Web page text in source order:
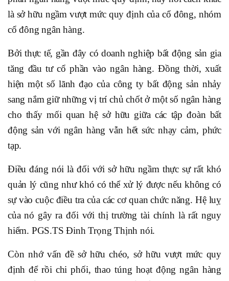
là sở hữu ngầm vượt mức quy định của cổ đông, nhóm
cổ đông ngân hàng.
Bởi thực tế, gần đây có doanh nghiệp bất động sản gia
tăng đầu tư cổ phần vào ngân hàng. Đồng thời, xuất
hiện một số lãnh đạo của công ty bất động sản nhảy
sang nắm giữ những vị trí chủ chốt ở một số ngân hàng
cho thấy mối quan hệ sở hữu giữa các tập đoàn bất
động sản với ngân hàng vẫn hết sức nhạy cảm, phức
tạp.
Điều đáng nói là đối với sở hữu ngầm thực sự rất khó
quản lý cũng như khó có thể xử lý được nếu không có
sự vào cuộc điều tra của các cơ quan chức năng. Hệ luỵ
của nó gây ra đối với thị trường tài chính là rất nguy
hiểm. PGS.TS Đinh Trọng Thịnh nói.
Còn nhớ vấn đề sở hữu chéo, sở hữu vượt mức quy
định để rồi chi phối, thao túng hoạt động ngân hàng